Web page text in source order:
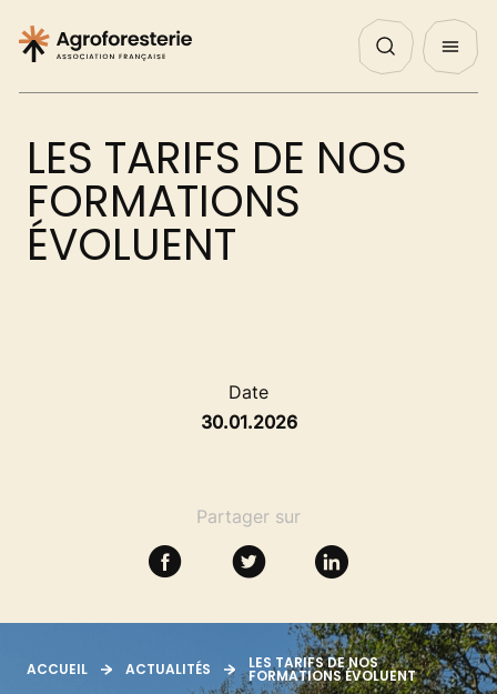
Nos Actualités English
QUI SOMMES NOUS ?
NOS ACTIONS
PROJETS
LES TARIFS DE NOS
FORMATIONS
ÉVOLUENT
Date
30.01.2026
Partager sur
ACCUEIL ACTUALITÉS LES TARIFS DE NOS
FORMATIONS ÉVOLUENT